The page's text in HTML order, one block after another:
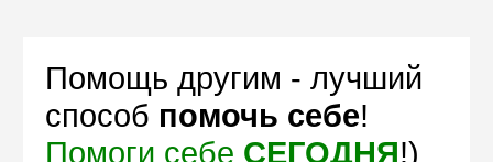
Помощь другим - лучший
способ помочь себе!
Помоги себе СЕГОДНЯ!)